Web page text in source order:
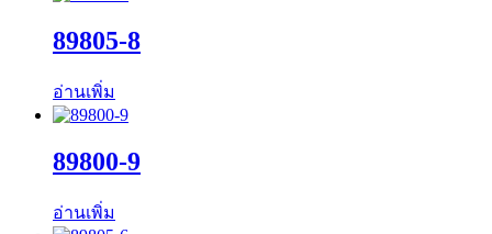
89805-8
อ่านเพิ่ม
89800-9
อ่านเพิ่ม